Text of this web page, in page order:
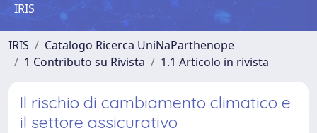
IRIS
IRIS
Catalogo Ricerca UniNaParthenope
1 Contributo su Rivista
1.1 Articolo in rivista
Il rischio di cambiamento climatico e
il settore assicurativo